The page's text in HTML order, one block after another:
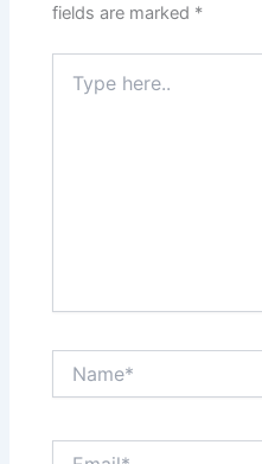
fields are marked *
here..